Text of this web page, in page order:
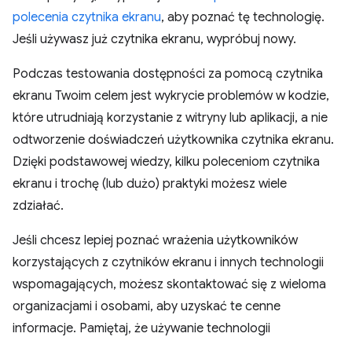
polecenia czytnika ekranu, aby poznać tę technologię.
Jeśli używasz już czytnika ekranu, wypróbuj nowy.
Podczas testowania dostępności za pomocą czytnika
ekranu Twoim celem jest wykrycie problemów w kodzie,
które utrudniają korzystanie z witryny lub aplikacji, a nie
odtworzenie doświadczeń użytkownika czytnika ekranu.
Dzięki podstawowej wiedzy, kilku poleceniom czytnika
ekranu i trochę (lub dużo) praktyki możesz wiele
zdziałać.
Jeśli chcesz lepiej poznać wrażenia użytkowników
korzystających z czytników ekranu i innych technologii
wspomagających, możesz skontaktować się z wieloma
organizacjami i osobami, aby uzyskać te cenne
informacje. Pamiętaj, że używanie technologii